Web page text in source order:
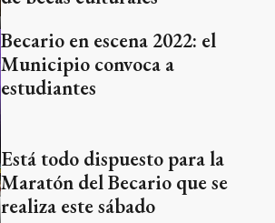
Becario en escena 2022: el
Municipio convoca a
estudiantes
Está todo dispuesto para la
Maratón del Becario que se
realiza este sábado